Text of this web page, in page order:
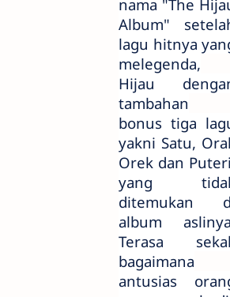
nama "The
Album"
lagu hitnya
melegenda,
Hijau
tambahan
bonus tiga
yakni Satu,
Orek dan
yang
ditemukan
album
Terasa
bagaimana
antusias